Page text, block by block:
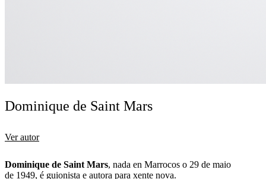
Dominique de Saint Mars
Ver autor
Dominique de Saint Mars, nada en Marrocos o 29 de maio
de 1949, é guionista e autora para xente nova.